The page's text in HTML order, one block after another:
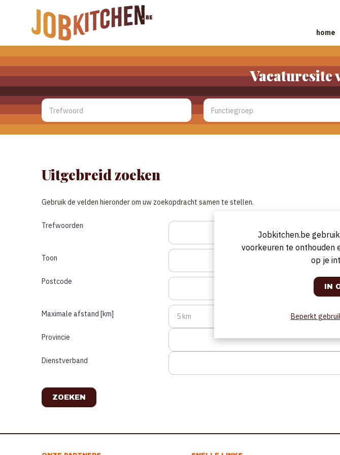
home
Vacaturesite
Uitgebreid zoeken
Gebruik de velden hieronder om uw zoekopdracht samen te stellen.
Trefwoorden
Toon
Postcode
Maximale afstand [km]
Provincie
Dienstverband
Jobkitchen.be
voorkeuren te onthouden
op je
Beperkt